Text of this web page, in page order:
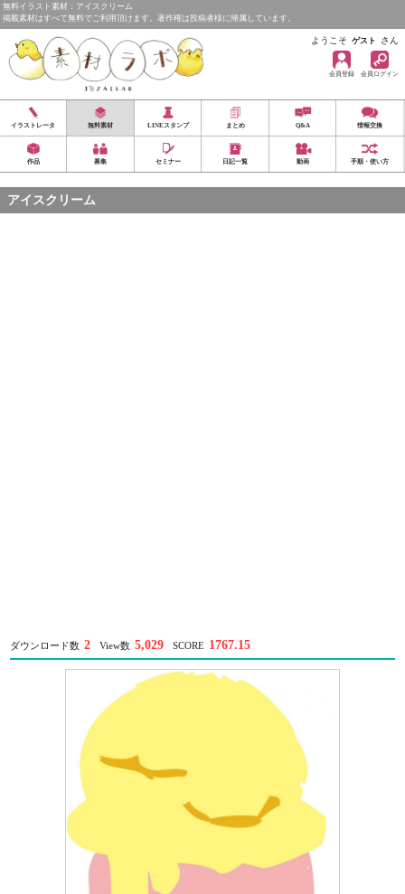
無料イラスト素材：アイスクリーム
掲載素材はすべて無料でご利用頂けます。著作権は投稿者様に帰属しています。
ようこそ ゲスト さん
会員登録 会員ログイン
イラストレータ 無料素材 LINEスタンプ まとめ Q&A 情報交換
作品 募集 セミナー 日記一覧 動画 手順・使い方
アイスクリーム
ダウンロード数 2 View数 5,029 SCORE 1767.15